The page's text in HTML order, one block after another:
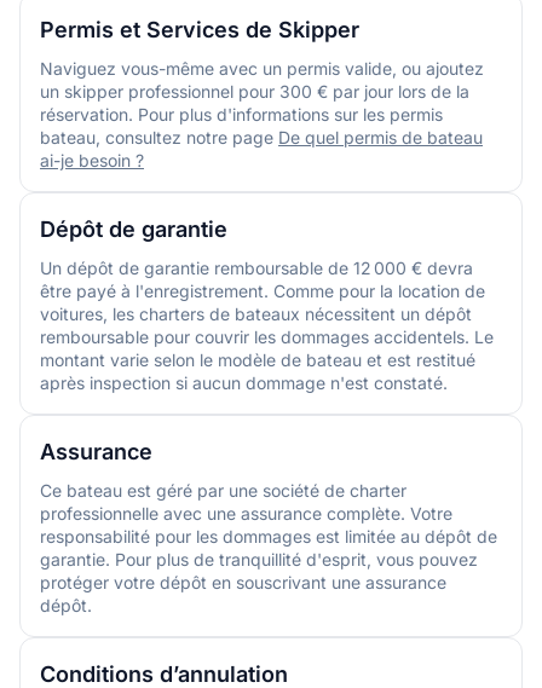
Permis et Services de Skipper
Naviguez vous-même avec un permis valide, ou ajoutez
un skipper professionnel pour 300 € par jour lors de la
réservation. Pour plus d'informations sur les permis
bateau, consultez notre page De quel permis de bateau
ai-je besoin ?
Dépôt de garantie
Un dépôt de garantie remboursable de 12 000 € devra
être payé à l'enregistrement. Comme pour la location de
voitures, les charters de bateaux nécessitent un dépôt
remboursable pour couvrir les dommages accidentels. Le
montant varie selon le modèle de bateau et est restitué
après inspection si aucun dommage n'est constaté.
Assurance
Ce bateau est géré par une société de charter
professionnelle avec une assurance complète. Votre
responsabilité pour les dommages est limitée au dépôt de
garantie. Pour plus de tranquillité d'esprit, vous pouvez
protéger votre dépôt en souscrivant une assurance
dépôt.
Conditions d’annulation